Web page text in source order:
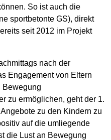
So ist auch die
sportbetonte GS), direkt
seit 2012 im Projekt
nach der
Engagement von Eltern
Bewegung
zu ermöglichen, geht der 1.
zu den Kindern zu
auf die umliegende
die Lust an Bewegung